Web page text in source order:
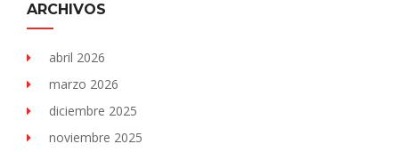
ARCHIVOS
abril 2026
marzo 2026
diciembre 2025
noviembre 2025